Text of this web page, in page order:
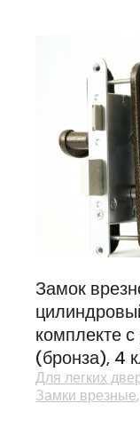
Замок
комплекте
(бронза), 4
Для легких
Замки врезные